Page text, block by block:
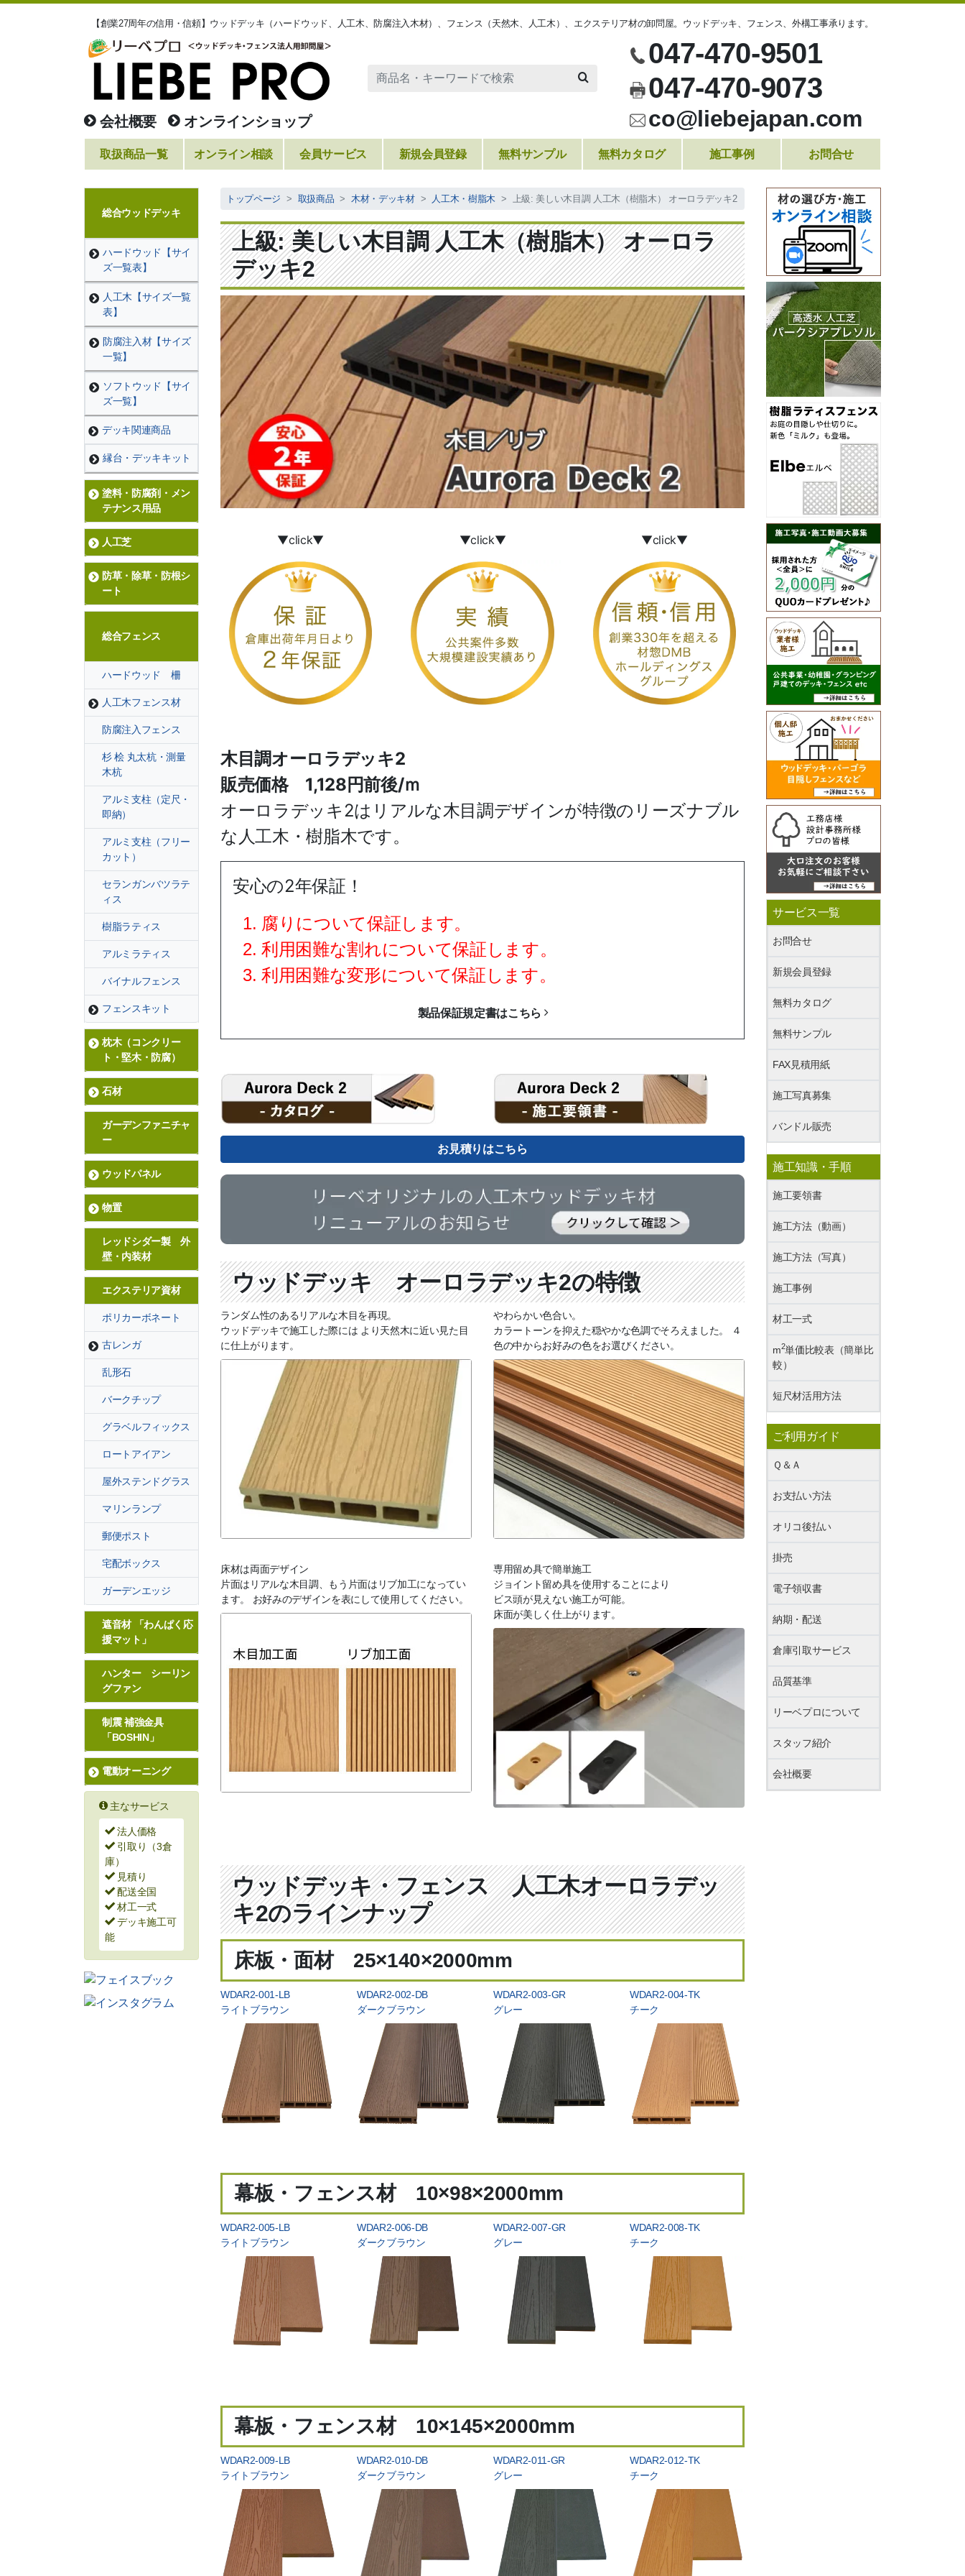
【創業27周年の信用・信頼】ウッドデッキ（ハードウッド、人工木、防腐注入木材）、フェンス（天然木、人工木）、エクステリア材の卸問屋。ウッドデッキ、フェンス、外構工事承ります。
会社概要 オンラインショップ
047-470-9501
047-470-9073
co@liebejapan.com
取扱商品一覧 オンライン相談 会員サービス 新規会員登録 無料サンプル 無料カタログ 施工事例 お問合せ
総合ウッドデッキ
ハードウッド【サイ
ズ一覧表】
人工木【サイズ一覧
表】
防腐注入材【サイズ
一覧】
ソフトウッド【サイ
ズ一覧】
デッキ関連商品
縁台・デッキキット
塗料・防腐剤・メン
テナンス用品
人工芝
防草・除草・防根シ
ート
総合フェンス
ハードウッド 柵
人工木フェンス材
防腐注入フェンス
杉 桧 丸太杭・測量
木杭
アルミ支柱（定尺・
即納）
アルミ支柱（フリー
カット）
セランガンバツラテ
ィス
樹脂ラティス
アルミラティス
バイナルフェンス
フェンスキット
枕木（コンクリー
ト・堅木・防腐）
石材
ガーデンファニチャ
ー
ウッドパネル
物置
レッドシダー製 外
壁・内装材
エクステリア資材
ポリカーボネート
古レンガ
乱形石
バークチップ
グラベルフィックス
ロートアイアン
屋外ステンドグラス
マリンランプ
郵便ポスト
宅配ボックス
ガーデンエッジ
遮音材 「わんぱく応
援マット」
ハンター シーリン
グファン
制震 補強金具
「BOSHIN」
電動オーニング
主なサービス
法人価格
引取り（3倉
庫）
見積り
配送全国
材工一式
デッキ施工可
能
トップページ 取扱商品 木材・デッキ材 人工木・樹脂木 上級: 美しい木目調 人工木（樹脂木） オーロラデッキ2
上級: 美しい木目調 人工木（樹脂木） オーロラ
デッキ2
▼click▼ ▼click▼ ▼click▼
木目調オーロラデッキ2
販売価格 1,128円前後/ｍ
オーロラデッキ2はリアルな木目調デザインが特徴のリーズナブル
な人工木・樹脂木です。
安心の2年保証！
腐りについて保証します。
利用困難な割れについて保証します。
利用困難な変形について保証します。
製品保証規定書はこちら
お見積りはこちら
ウッドデッキ オーロラデッキ2の特徴
ランダム性のあるリアルな木目を再現。
ウッドデッキで施工した際には より天然木に近い見た目
に仕上がります。
やわらかい色合い。
カラートーンを抑えた穏やかな色調でそろえました。 ４
色の中からお好みの色をお選びください。
床材は両面デザイン
片面はリアルな木目調、もう片面はリブ加工になってい
ます。 お好みのデザインを表にして使用してください。
専用留め具で簡単施工
ジョイント留め具を使用することにより
ビス頭が見えない施工が可能。
床面が美しく仕上がります。
ウッドデッキ・フェンス 人工木オーロラデッ
キ2のラインナップ
床板・面材 25×140×2000mm
WDAR2-001-LB
ライトブラウン
WDAR2-002-DB
ダークブラウン
WDAR2-003-GR
グレー
WDAR2-004-TK
チーク
幕板・フェンス材 10×98×2000mm
WDAR2-005-LB
ライトブラウン
WDAR2-006-DB
ダークブラウン
WDAR2-007-GR
グレー
WDAR2-008-TK
チーク
幕板・フェンス材 10×145×2000mm
WDAR2-009-LB
ライトブラウン
WDAR2-010-DB
ダークブラウン
WDAR2-011-GR
グレー
WDAR2-012-TK
チーク
サービス一覧
お問合せ
新規会員登録
無料カタログ
無料サンプル
FAX見積用紙
施工写真募集
バンドル販売
施工知識・手順
施工要領書
施工方法（動画）
施工方法（写真）
施工事例
材工一式
m2単価比較表（簡単比
較）
短尺材活用方法
ご利用ガイド
Ｑ＆Ａ
お支払い方法
オリコ後払い
掛売
電子領収書
納期・配送
倉庫引取サービス
品質基準
リーベプロについて
スタッフ紹介
会社概要